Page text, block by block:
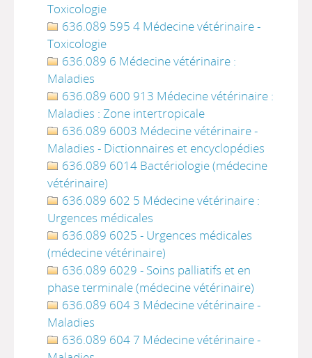
Toxicologie
636.089 595 4 Médecine vétérinaire -
Toxicologie
636.089 6 Médecine vétérinaire :
Maladies
636.089 600 913 Médecine vétérinaire :
Maladies : Zone intertropicale
636.089 6003 Médecine vétérinaire -
Maladies - Dictionnaires et encyclopédies
636.089 6014 Bactériologie (médecine
vétérinaire)
636.089 602 5 Médecine vétérinaire :
Urgences médicales
636.089 6025 - Urgences médicales
(médecine vétérinaire)
636.089 6029 - Soins palliatifs et en
phase terminale (médecine vétérinaire)
636.089 604 3 Médecine vétérinaire -
Maladies
636.089 604 7 Médecine vétérinaire -